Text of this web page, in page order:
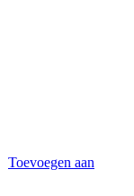
Toevoegen aan